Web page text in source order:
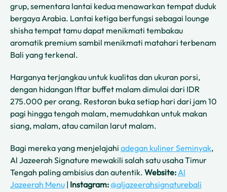
grup, sementara lantai kedua menawarkan tempat duduk
bergaya Arabia. Lantai ketiga berfungsi sebagai lounge
shisha tempat tamu dapat menikmati tembakau
aromatik premium sambil menikmati matahari terbenam
Bali yang terkenal.
Harganya terjangkau untuk kualitas dan ukuran porsi,
dengan hidangan Iftar buffet malam dimulai dari IDR
275.000 per orang. Restoran buka setiap hari dari jam 10
pagi hingga tengah malam, memudahkan untuk makan
siang, malam, atau camilan larut malam.
Bagi mereka yang menjelajahi adegan kuliner Seminyak,
Al Jazeerah Signature mewakili salah satu usaha Timur
Tengah paling ambisius dan autentik. Website:Al
Jazeerah Menu | Instagram:@aljazeerahsignaturebali